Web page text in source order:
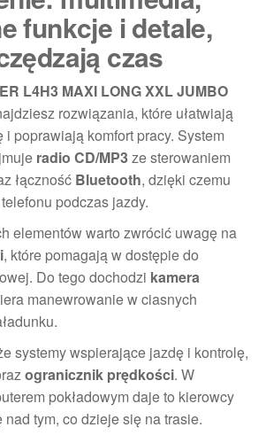
funkcje i detale,
czas
L4H3 MAXI LONG XXL JUMBO
rozwiązania, które ułatwiają
i poprawiają komfort pracy. System
radio CD/MP3ze sterowaniem
łączność Bluetooth, dzięki czemu
podczas jazdy.
elementów warto zwrócić uwagę na
, które pomagają w dostępie do
Do tego dochodzi kamera
manewrowanie w ciasnych
systemy wspierające jazdę i kontrolę,
ogranicznik prędkości. W
pokładowym daje to kierowcy
nad tym, co dzieje się na trasie.